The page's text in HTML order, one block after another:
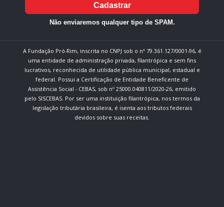
Cadastrar
Não enviaremos qualquer tipo de SPAM.
A Fundação Pró-Rim, inscrita no CNPJ sob o nº 79.361.127/0001-96, é
uma entidade de administração privada, filantrópica e sem fins
lucrativos, reconhecida de utilidade pública municipal, estadual e
federal. Possui a Certificação de Entidade Beneficente de
Assistência Social - CEBAS, sob nº 25000.040811/2020-26, emitido
pelo SISCEBAS. Por ser uma instituição filantrópica, nos termos da
legislação tributária brasileira, é isenta aos tributos federais
devidos sobre suas receitas.